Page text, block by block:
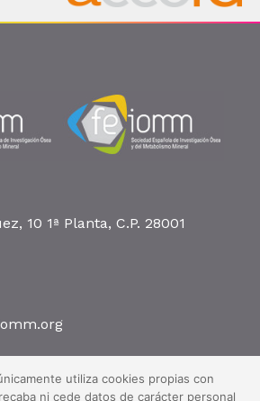
10 1ª Planta, C.P. 28001
utiliza cookies propias con
ni cede datos de carácter personal